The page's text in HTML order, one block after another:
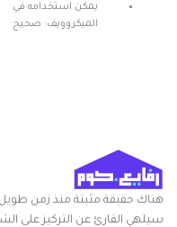
يمكن استخدامه في
الميكروويف: صحيح
هناك حقيقة مثبتة منذ زمن
سيلهي القارئ عن التركيز على